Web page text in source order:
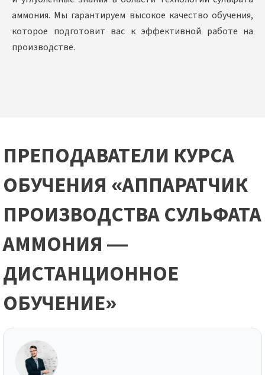
аммония. Мы гарантируем высокое качество обучения,
которое подготовит вас к эффективной работе на
производстве.
ПРЕПОДАВАТЕЛИ КУРСА
ОБУЧЕНИЯ «АППАРАТЧИК
ПРОИЗВОДСТВА СУЛЬФАТА
АММОНИЯ —
ДИСТАНЦИОННОЕ
ОБУЧЕНИЕ»